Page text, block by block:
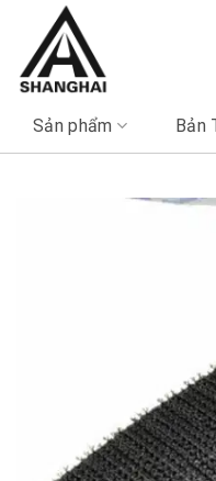
content
Sản phẩm Bản